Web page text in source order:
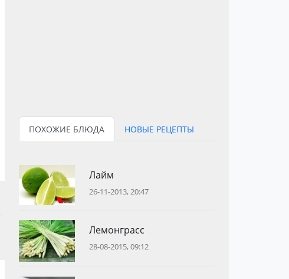
ПОХОЖИЕ БЛЮДА НОВЫЕ РЕЦЕПТЫ
Лайм
26-11-2013, 20:47
Лемонграсс
28-08-2015, 09:12